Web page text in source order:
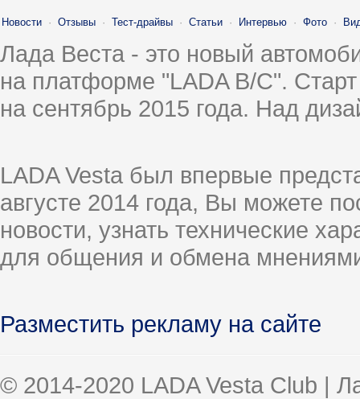
Новости · Отзывы · Тест-драйвы · Статьи · Интервью · Фото ·
Лада Веста - это новый
на платформе "LADA B/C".
на сентябрь 2015 года. Над
LADA Vesta был впервые
августе 2014 года, Вы можете
новости, узнать технические
для общения и обмена
Разместить рекламу на сайте
© 2014-2020 LADA Vesta Club |